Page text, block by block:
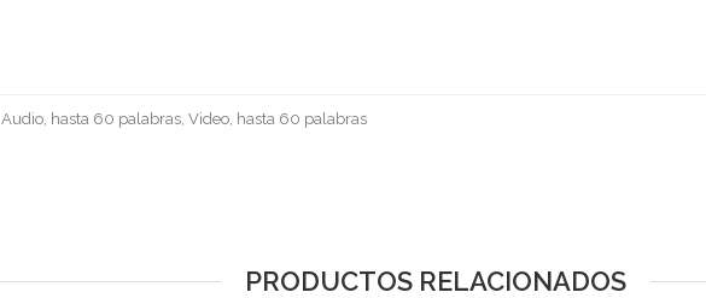
Audio, hasta 60 palabras, Video, hasta 60 palabras
PRODUCTOS RELACIONADOS